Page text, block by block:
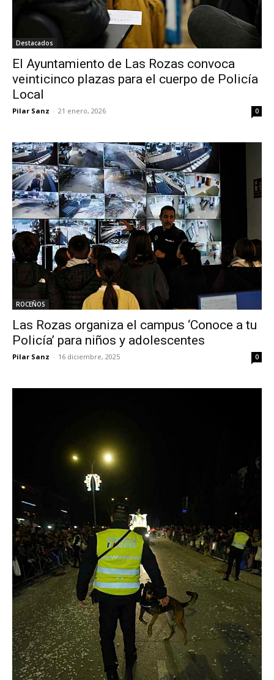
Destacados
El Ayuntamiento de Las Rozas convoca
veinticinco plazas para el cuerpo de Policía
Local
Pilar Sanz - 21 enero, 2026 0
ROCEÑOS
Las Rozas organiza el campus ‘Conoce a tu
Policía’ para niños y adolescentes
Pilar Sanz - 16 diciembre, 2025 0